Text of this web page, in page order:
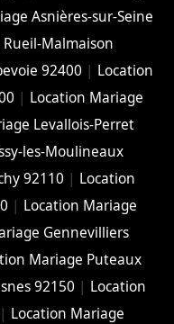
Asnières-sur-Seine
Malmaison
92400 | Location
| Location Mariage
Levallois-Perret
les-Moulineaux
92110 | Location
| Location Mariage
Gennevilliers
Mariage Puteaux
92150 | Location
| Location Mariage